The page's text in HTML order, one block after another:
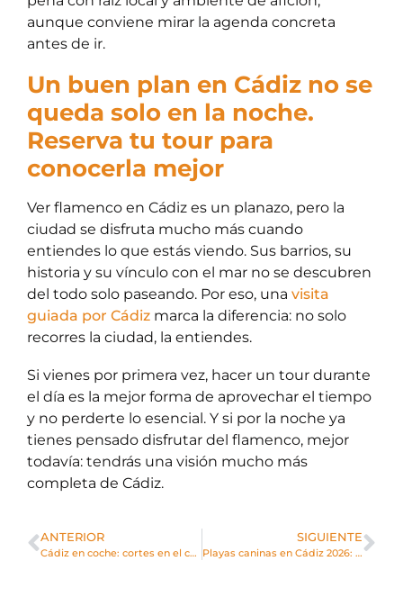
aunque conviene mirar la agenda concreta
antes de ir.
Un buen plan en Cádiz no se
queda solo en la noche.
Reserva tu tour para
conocerla mejor
Ver flamenco en Cádiz es un planazo, pero la
ciudad se disfruta mucho más cuando
entiendes lo que estás viendo. Sus barrios, su
historia y su vínculo con el mar no se descubren
del todo solo paseando. Por eso, una visita
guiada por Cádiz marca la diferencia: no solo
recorres la ciudad, la entiendes.
Si vienes por primera vez, hacer un tour durante
el día es la mejor forma de aprovechar el tiempo
y no perderte lo esencial. Y si por la noche ya
tienes pensado disfrutar del flamenco, mejor
todavía: tendrás una visión mucho más
completa de Cádiz.
ANTERIOR
Cádiz en coche: cortes en el casco histórico y cómo afectan a tu visita
SIGUIENTE
Playas caninas en Cádiz 2026: guía para disfrutar de la playa con tu perro